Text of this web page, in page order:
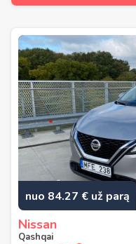
nuo 84.27 € už parą
Nissan
Qashqai